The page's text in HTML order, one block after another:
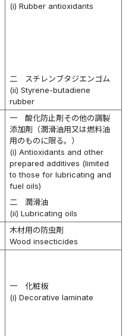
(i) Rubber antioxidants
二 スチレンブタジエンゴム
(ii) Styrene-butadiene
rubber
一 酸化防止剤その他の調製
添加剤（潤滑油用又は燃料油
用のものに限る。）
(i) Antioxidants and other
prepared additives (limited
to those for lubricating and
fuel oils)
二 潤滑油
(ii) Lubricating oils
木材用の防虫剤
Wood insecticides
一 化粧板
(i) Decorative laminate